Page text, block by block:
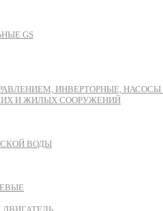
GS
ИНВЕРТОРНЫЕ,
И ЖИЛЫХ СООРУЖЕНИЙ
ВОДЫ